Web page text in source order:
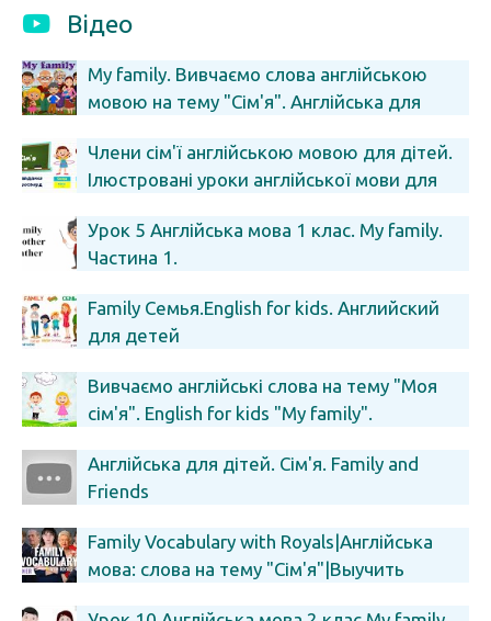
Відео
My family. Вивчаємо слова англійською
мовою на тему "Сім'я". Англійська для
Члени сім'ї англійською мовою для дітей.
Ілюстровані уроки англійської мови для
Урок 5 Англійська мова 1 клас. My family.
Частина 1.
Family Семья.English for kids. Английский
для детей
Вивчаємо англійські слова на тему "Моя
сім'я". English for kids "My family".
Англійська для дітей. Сім'я. Family and
Friends
Family Vocabulary with Royals|Англійська
мова: слова на тему "Сім'я"|Выучить